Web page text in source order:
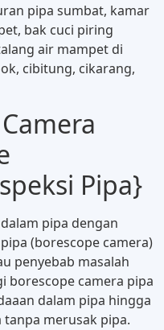
pipa sumbat, kamar
bak cuci piring
air mampet di
cibitung, cikarang,
Pipa}
pipa dengan
(borescope camera)
penyebab masalah
borescope camera pipa
dalam pipa hingga
merusak pipa.